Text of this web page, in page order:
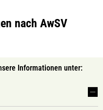
nach AwSV
Informationen unter: